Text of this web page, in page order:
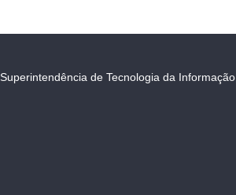
Superintendência de Tecnologia da Informação